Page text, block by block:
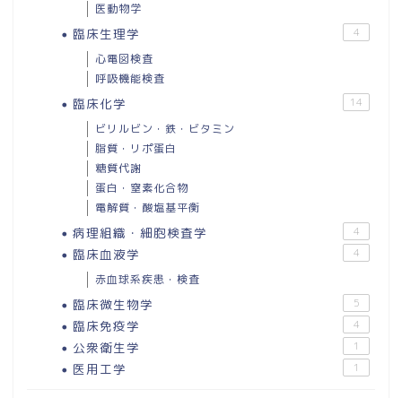
医動物学
臨床生理学 4
心電図検査
呼吸機能検査
臨床化学 14
ビリルビン・鉄・ビタミン
脂質・リポ蛋白
糖質代謝
蛋白・窒素化合物
電解質・酸塩基平衡
病理組織・細胞検査学 4
臨床血液学 4
赤血球系疾患・検査
臨床微生物学 5
臨床免疫学 4
公衆衛生学 1
医用工学 1